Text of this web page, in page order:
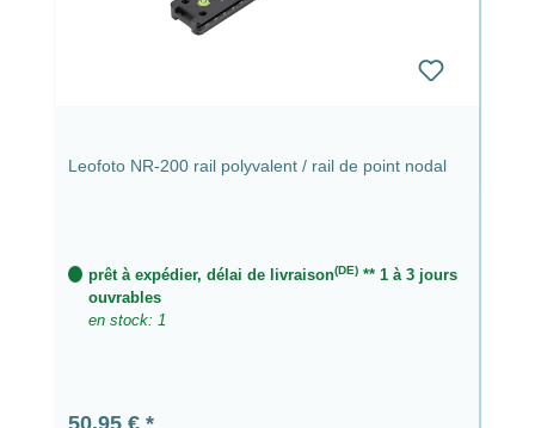
Leofoto NR-200 rail polyvalent / rail de point nodal
prêt à expédier, délai de livraison(DE)** 1 à 3 jours
ouvrables
en stock: 1
Prix régulier :
50,95 €